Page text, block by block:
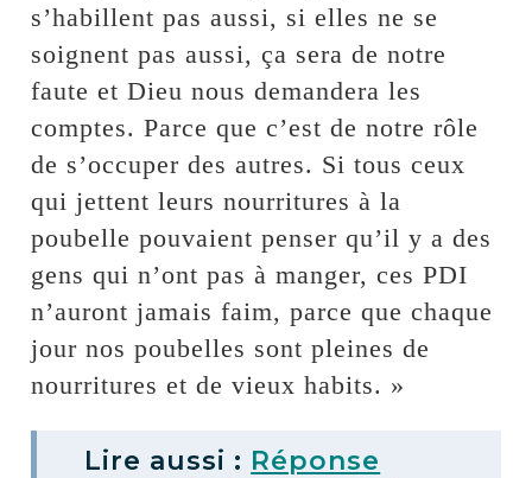
s’habillent pas aussi, si elles ne se
soignent pas aussi, ça sera de notre
faute et Dieu nous demandera les
comptes. Parce que c’est de notre rôle
de s’occuper des autres. Si tous ceux
qui jettent leurs nourritures à la
poubelle pouvaient penser qu’il y a des
gens qui n’ont pas à manger, ces PDI
n’auront jamais faim, parce que chaque
jour nos poubelles sont pleines de
nourritures et de vieux habits. »
Lire aussi : Réponse